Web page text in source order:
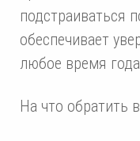
подстраиваться
обеспечивает
любое время
На что обратить